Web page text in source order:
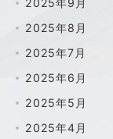
2025年9月
2025年8月
2025年7月
2025年6月
2025年5月
2025年4月